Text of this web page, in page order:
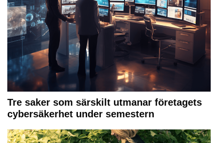
Tre saker som särskilt utmanar företagets
cybersäkerhet under semestern